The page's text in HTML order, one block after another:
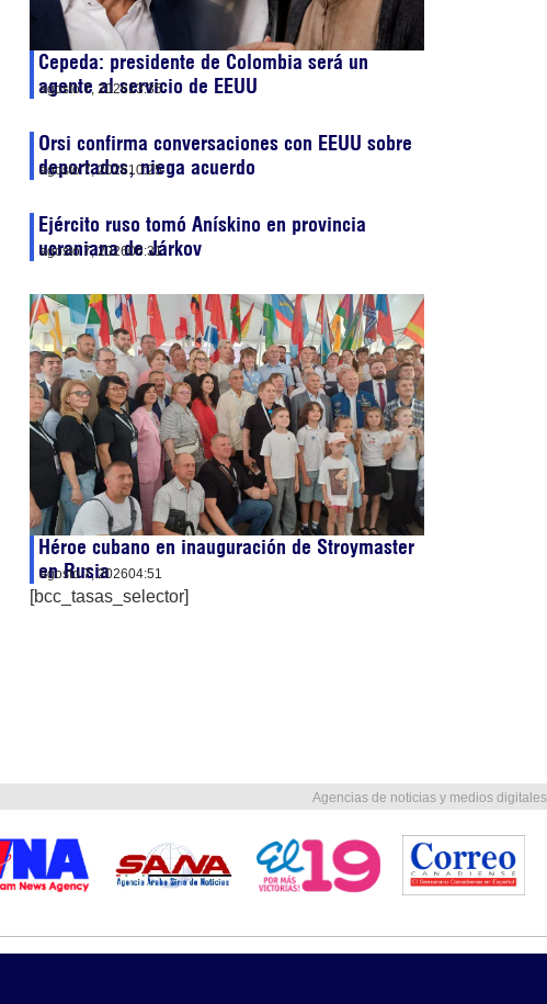
Cepeda: presidente de Colombia será un
agente al servicio de EEUU
agosto 7, 202613:35
Orsi confirma conversaciones con EEUU sobre
deportados, niega acuerdo
agosto 7, 202610:25
Ejército ruso tomó Anískino en provincia
ucraniana de Járkov
agosto 7, 202606:31
Héroe cubano en inauguración de Stroymaster
en Rusia
agosto 7, 202604:51
[bcc_tasas_selector]
Agencias de noticias y medios digitales